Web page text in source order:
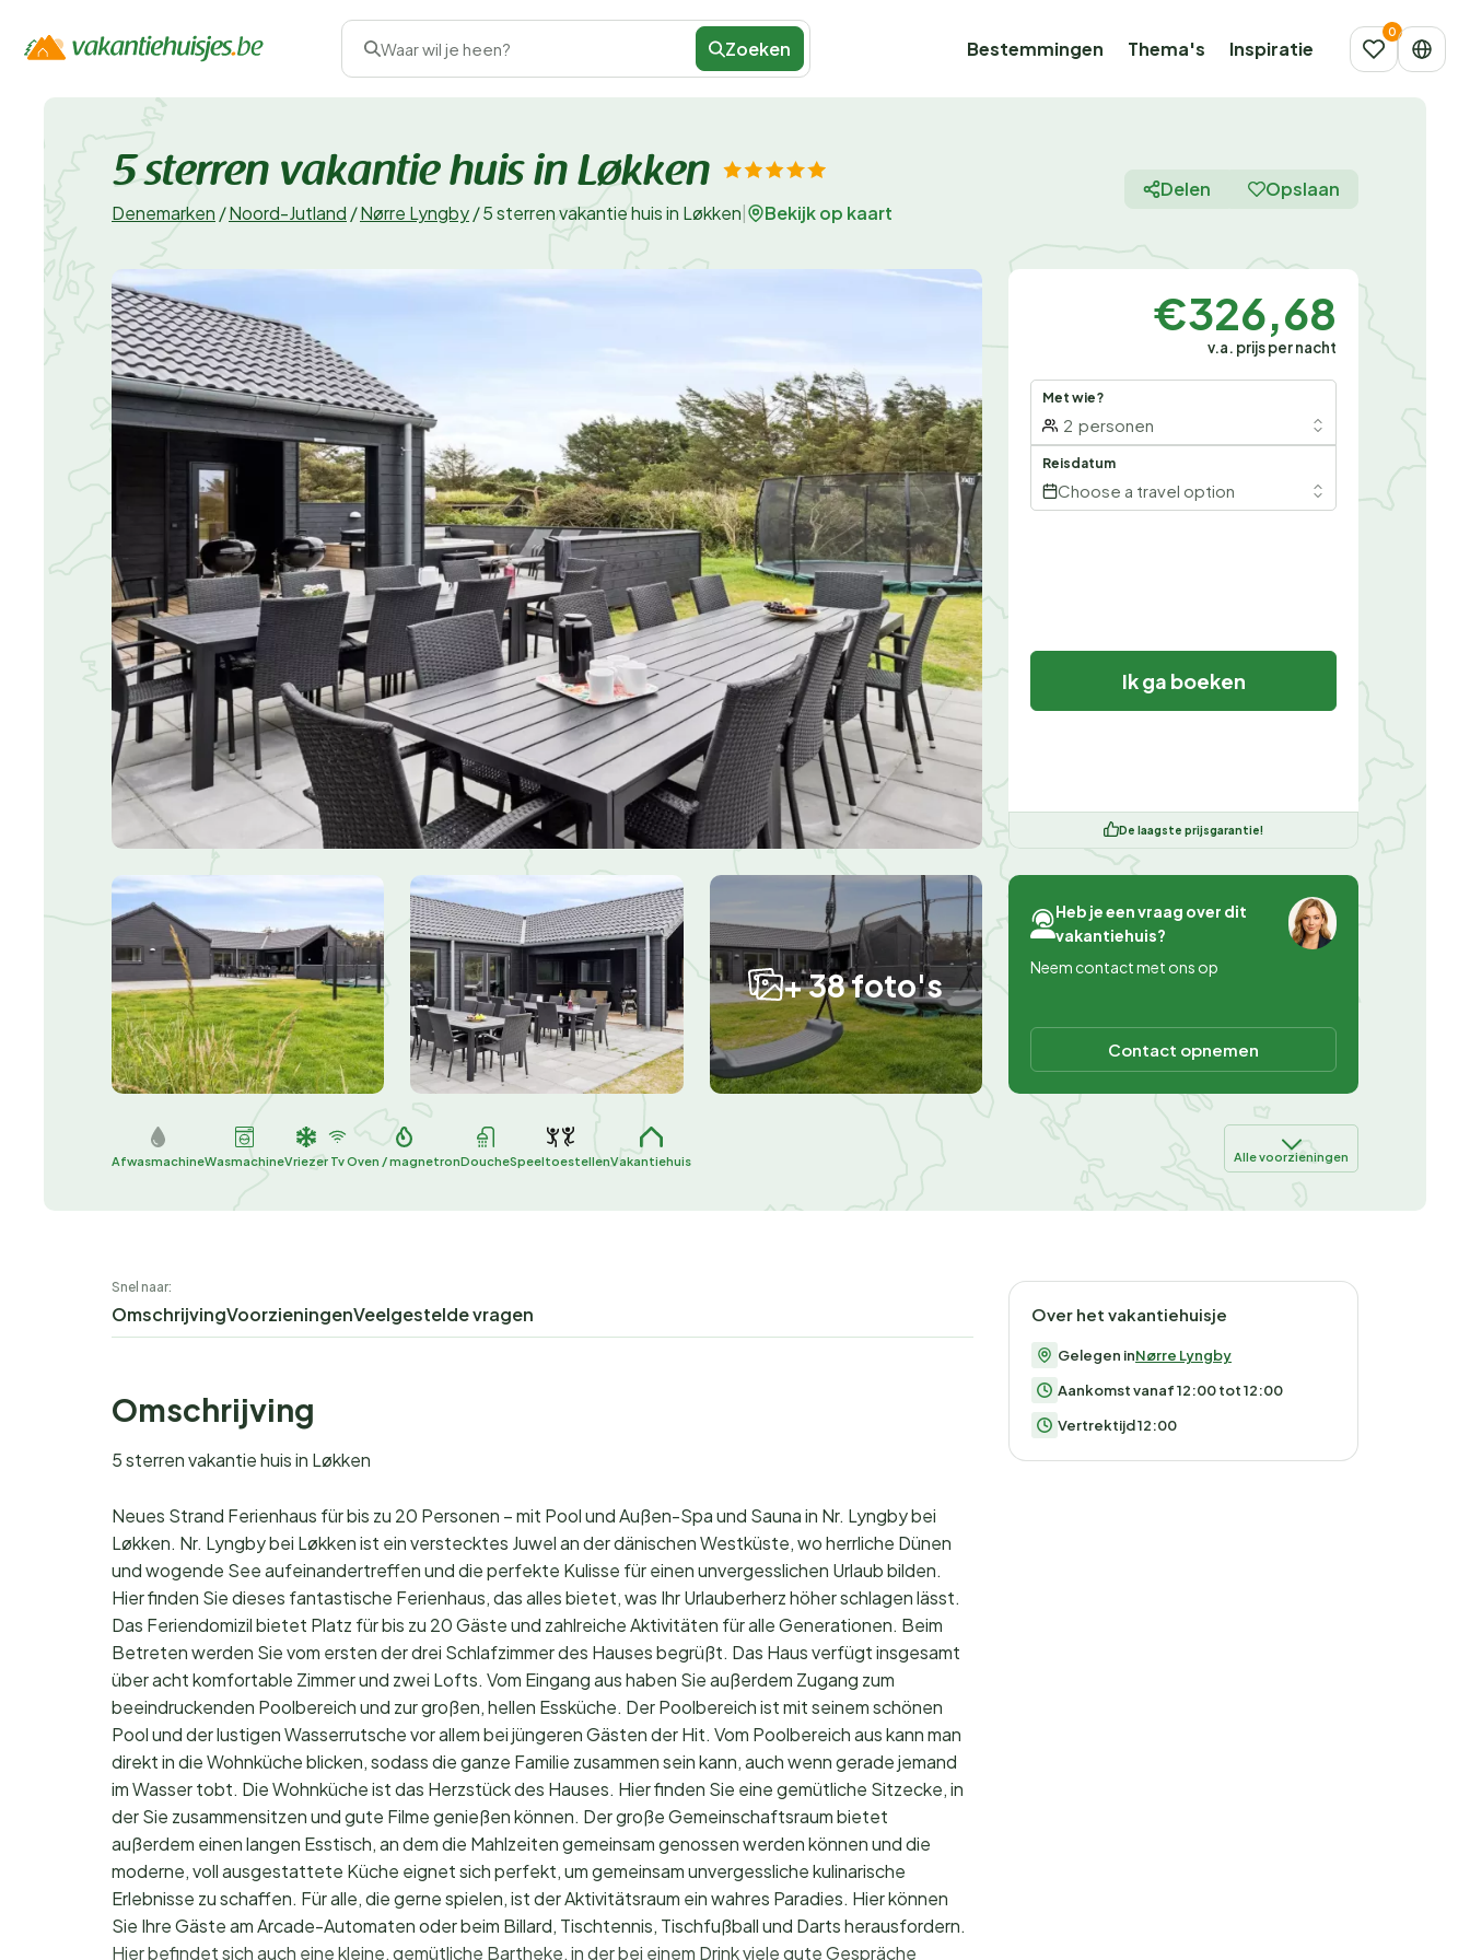
Waar wil je heen? Zoeken Bestemmingen Thema's Inspiratie
5 sterren vakantie huis in Løkken
Denemarken /Noord-Jutland /Nørre Lyngby/5 sterren vakantie huis in Løkken Bekijk op kaart
Delen Opslaan
+ 38 foto's
€326,68
v.a. prijs per nacht
Met wie?
2 personen
Reisdatum
Choose a travel option
Ik ga boeken
De laagste prijsgarantie!
Heb je een vraag over dit
vakantiehuis?
Neem contact met ons op
Contact opnemen
AfwasmachineWasmachineVriezer TvOven / magnetronDoucheSpeeltoestellenVakantiehuis Alle voorzieningen
Snel naar:
OmschrijvingVoorzieningenVeelgestelde vragen
Omschrijving
5 sterren vakantie huis in Løkken
Neues Strand Ferienhaus für bis zu 20 Personen – mit Pool und Außen-Spa und Sauna in Nr. Lyngby bei
Løkken. Nr. Lyngby bei Løkken ist ein verstecktes Juwel an der dänischen Westküste, wo herrliche Dünen
und wogende See aufeinandertreffen und die perfekte Kulisse für einen unvergesslichen Urlaub bilden.
Hier finden Sie dieses fantastische Ferienhaus, das alles bietet, was Ihr Urlauberherz höher schlagen lässt.
Das Feriendomizil bietet Platz für bis zu 20 Gäste und zahlreiche Aktivitäten für alle Generationen. Beim
Betreten werden Sie vom ersten der drei Schlafzimmer des Hauses begrüßt. Das Haus verfügt insgesamt
über acht komfortable Zimmer und zwei Lofts. Vom Eingang aus haben Sie außerdem Zugang zum
beeindruckenden Poolbereich und zur großen, hellen Essküche. Der Poolbereich ist mit seinem schönen
Pool und der lustigen Wasserrutsche vor allem bei jüngeren Gästen der Hit. Vom Poolbereich aus kann man
direkt in die Wohnküche blicken, sodass die ganze Familie zusammen sein kann, auch wenn gerade jemand
im Wasser tobt. Die Wohnküche ist das Herzstück des Hauses. Hier finden Sie eine gemütliche Sitzecke, in
der Sie zusammensitzen und gute Filme genießen können. Der große Gemeinschaftsraum bietet
außerdem einen langen Esstisch, an dem die Mahlzeiten gemeinsam genossen werden können und die
moderne, voll ausgestattete Küche eignet sich perfekt, um gemeinsam unvergessliche kulinarische
Erlebnisse zu schaffen. Für alle, die gerne spielen, ist der Aktivitätsraum ein wahres Paradies. Hier können
Sie Ihre Gäste am Arcade-Automaten oder beim Billard, Tischtennis, Tischfußball und Darts herausfordern.
Hier befindet sich auch eine kleine, gemütliche Bartheke, in der bei einem Drink viele gute Gespräche
Over het vakantiehuisje
Gelegen inNørre Lyngby
Aankomst vanaf 12:00 tot 12:00
Vertrektijd 12:00